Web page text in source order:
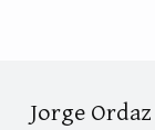
Jorge Ordaz